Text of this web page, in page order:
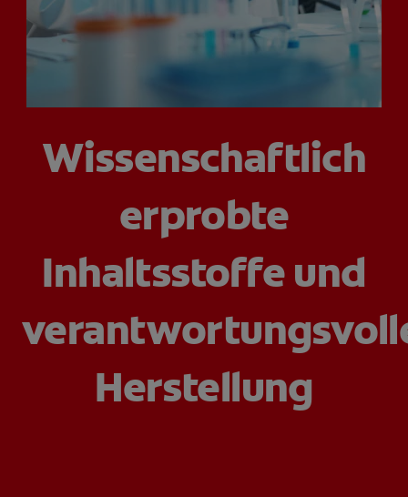
Wissenschaftlich
erprobte
Inhaltsstoffe und
Herstellung